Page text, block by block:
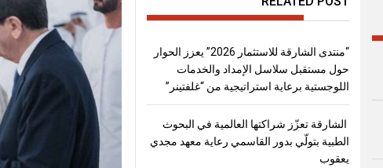
“منتدى الشارقة للاستثمار 2026” يعزز الحوار
حول مستقبل سلاسل الإمداد والخدمات
اللوجستية برعاية استراتيجية من “غلفتينر”
الشارقة تعزّز شراكتها العالمية في البحوث
الطبية بتولّي بدور القاسمي رعاية معهد مجدي
يعقوب